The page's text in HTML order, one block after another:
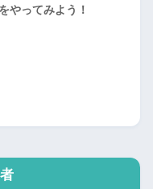
やってみよう！